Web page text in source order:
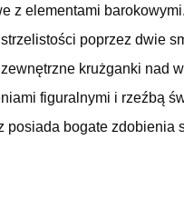
z elementami
poprzez dwie
krużganki nad
figuralnymi i rzeźbą
posiada bogate